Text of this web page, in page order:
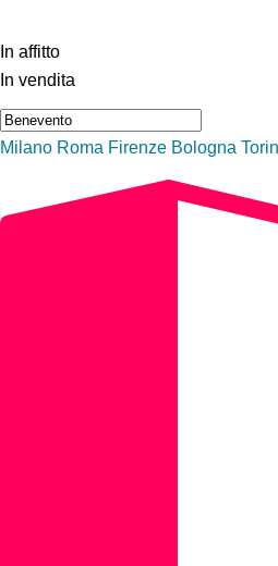
In affitto
In vendita
Milano Roma Firenze Bologna